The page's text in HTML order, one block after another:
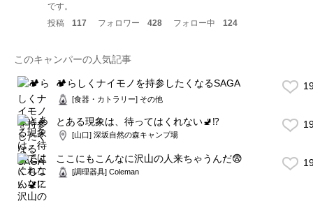
です。
投稿
117 フォロワー 428 フォロー中 124
このキャンパーの人気記事
🏕らしくナイモノを持参したくなるSAGA
[食器・カトラリー] その他
とある現象は、待ってはくれない🚽⁉️
[山口] 深坂自然の森キャンプ場
ここにもこんなに沢山の人来ちゃうんだ😨
[調理器具] Coleman